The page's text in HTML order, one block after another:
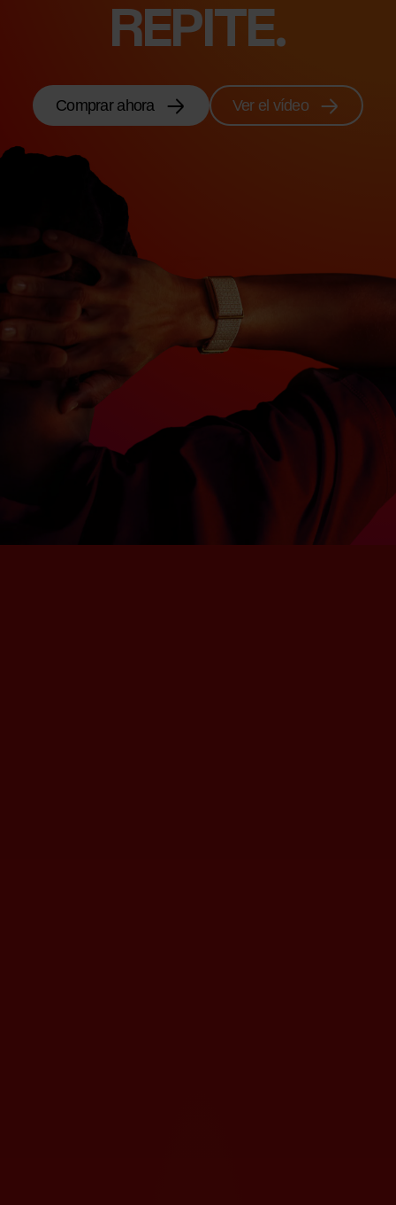
REPITE.
Comprar ahora Ver el vídeo